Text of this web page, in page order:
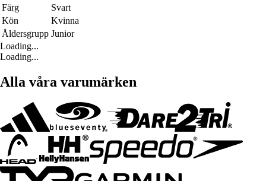
Färg
Svart
Kön
Kvinna
Åldersgrupp Junior
Loading...
Loading...
Alla våra varumärken